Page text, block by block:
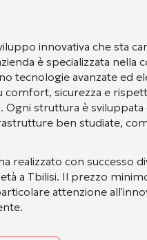
innovativa che sta
è specializzata nella
tecnologie avanzate ed
comfort, sicurezza e
Ogni struttura è
ben studiate,
realizzato con successo
a Tbilisi. Il prezzo
attenzione